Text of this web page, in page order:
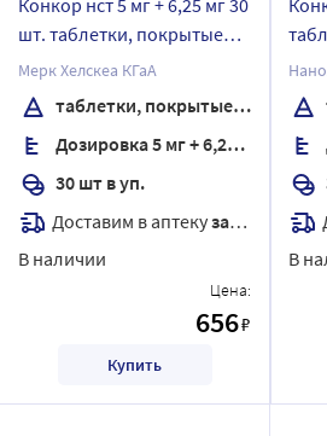
шт. таблетки, покрытые
пленочной оболочкой
Мерк Хелскеа КГаА
таблетки, покрытые пленочной оболочкой
Дозировка 5 мг + 6,25 мг
30 шт в уп.
Доставим в аптекузавтра
В наличии
Цена:
656₽
Купить
В